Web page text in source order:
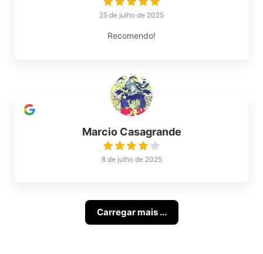
25 de julho de 2025
Recomendo!
Marcio Casagrande
8 de julho de 2025
Carregar mais ...